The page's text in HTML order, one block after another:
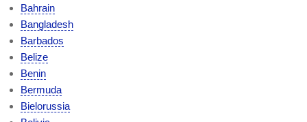
Bahrain
Bangladesh
Barbados
Belize
Benin
Bermuda
Bielorussia